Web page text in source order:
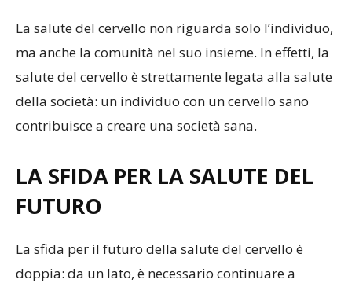
La salute del cervello non riguarda solo l’individuo,
ma anche la comunità nel suo insieme. In effetti, la
salute del cervello è strettamente legata alla salute
della società: un individuo con un cervello sano
contribuisce a creare una società sana.
LA SFIDA PER LA SALUTE DEL
FUTURO
La sfida per il futuro della salute del cervello è
doppia: da un lato, è necessario continuare a